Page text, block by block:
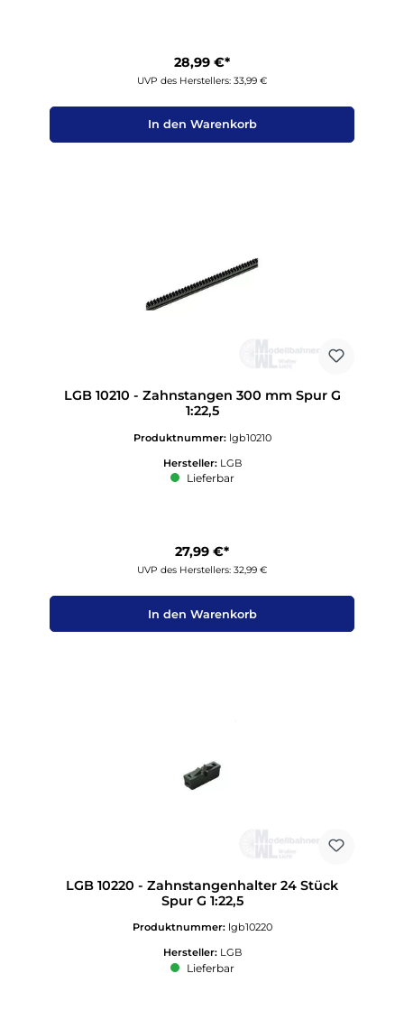
28,99 €*
UVP des Herstellers: 33,99 €
In den Warenkorb
LGB 10210 - Zahnstangen 300 mm Spur G
1:22,5
Produktnummer: lgb10210
Hersteller: LGB
Lieferbar
27,99 €*
UVP des Herstellers: 32,99 €
In den Warenkorb
LGB 10220 - Zahnstangenhalter 24 Stück
Spur G 1:22,5
Produktnummer: lgb10220
Hersteller: LGB
Lieferbar